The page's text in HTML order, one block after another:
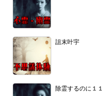
詛末叶宇
除霊するのに１